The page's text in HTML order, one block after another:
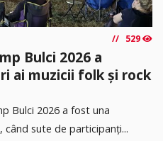
529
Bulci 2026 a
ai muzicii folk și rock
Bulci 2026 a fost una
sute de participanți...